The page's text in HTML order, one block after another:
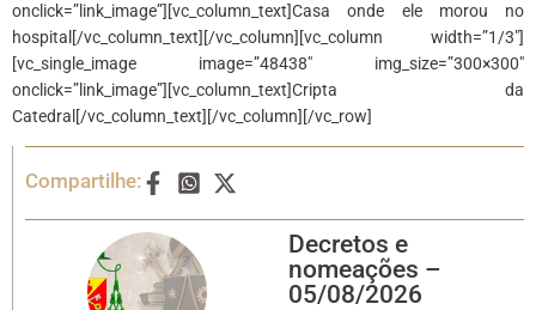
onclick=”link_image”][vc_column_text]Casa onde ele morou no
hospital[/vc_column_text][/vc_column][vc_column width=”1/3″]
[vc_single_image image=”48438″ img_size=”300×300″
onclick=”link_image”][vc_column_text]Cripta da
Catedral[/vc_column_text][/vc_column][/vc_row]
Compartilhe:
Decretos e
nomeações –
05/08/2026